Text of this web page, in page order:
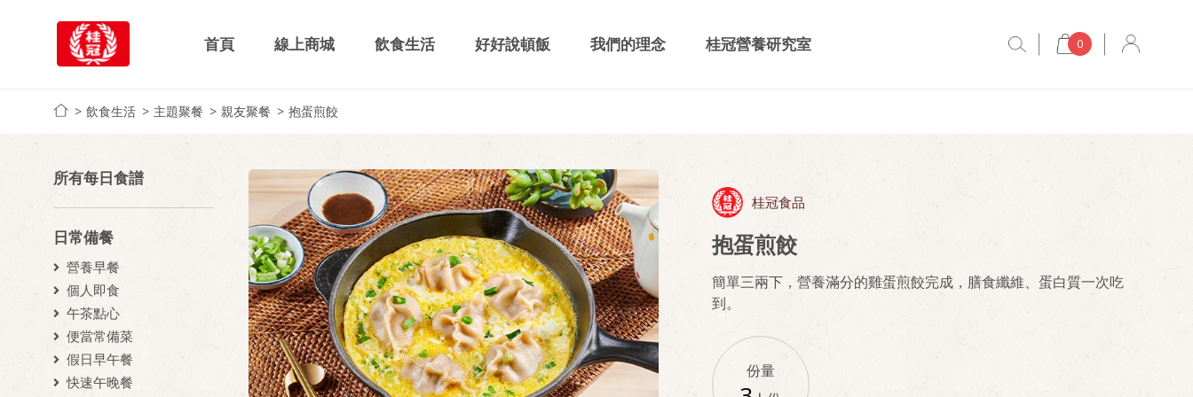
首頁 線上商城 飲食生活 好好說頓飯 我們的理念 桂冠營養研究室 0
飲食生活 主題聚餐 親友聚餐 抱蛋煎餃
所有每日食譜
日常備餐
營養早餐
個人即食
午茶點心
便當常備菜
假日早午餐
快速午晚餐
桂冠食品
抱蛋煎餃
簡單三兩下，營養滿分的雞蛋煎餃完成，膳食纖維、蛋白質一次吃
到。
份量